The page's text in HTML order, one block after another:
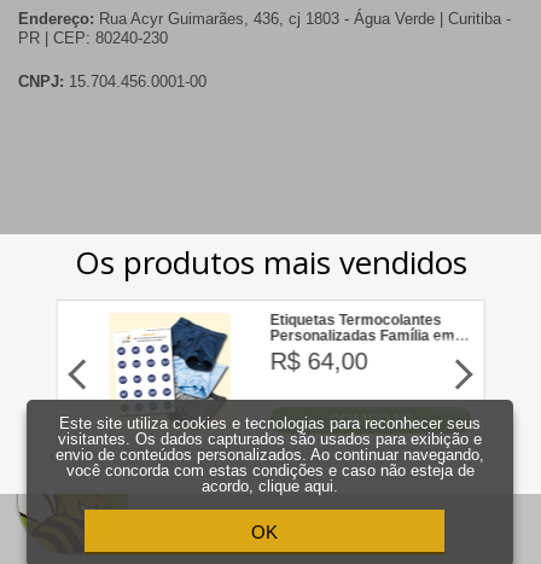
Endereço: Rua Acyr Guimarães, 436, cj 1803 - Água Verde | Curitiba -
PR | CEP: 80240-230
CNPJ: 15.704.456.0001-00
Este site utiliza cookies e tecnologias para reconhecer seus
visitantes. Os dados capturados são usados para exibição e
envio de conteúdos personalizados. Ao continuar navegando,
você concorda com estas condições e caso não esteja de
acordo,clique aqui.
OK